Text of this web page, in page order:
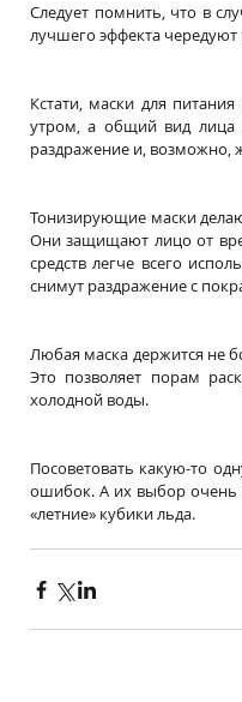
Следует помнить, что в
лучшего эффекта
Кстати, маски для
утром, а общий вид лица
раздражение и, возможно,
Тонизирующие маски
Они защищают лицо от
средств легче всего
снимут раздражение с
Любая маска держится не
Это позволяет порам
холодной воды.
Посоветовать какую-то
ошибок. А их выбор очень
«летние» кубики льда.